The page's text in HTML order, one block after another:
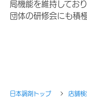
局機能を維持してお
団体の研修会にも積
日本調剤トップ 店舗検